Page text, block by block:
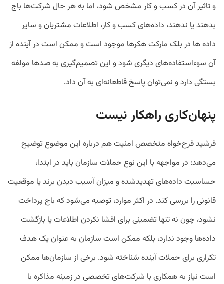
و تاثیر آن در کسب و کار مشخص شود، اما به هر حال شرکت‌ها باج
بدهند یا ندهند، داده‌های کسب و کار، اطلاعات مشتریان و سایر
داده ها در بلک مارکت هکرها موجود است و ممکن است در آینده از
آن سوءاستفاده‌های دیگری شود و این تصمیم‌گیری به صدها مولفه
بستگی دارد و نمی‌توان پاسخ قاطعانه‌ای به آن داد.
پنهان‌کاری راهکار نیست
فرشید فرح‌خواه متخصص امنیت هم درباره این موضوع توضیح
می‌دهد: در مواجهه با این نوع حملات سازمان باید در ابتدا،
حساسیت داده‌های تهدیدشده و میزان آسیب دیدن برند یا موقعیت
قانونی را بررسی کند. در اکثر موارد، توصیه می‌شود که باج پرداخت
نشود، چون نه تنها تضمینی برای افشا نکردن اطلاعات یا بازگشت
داده‌ها وجود ندارد، بلکه ممکن است سازمان به عنوان یک هدف
تکراری برای حملات آینده شناخته شود. برخی از سازمان‌ها ممکن
است نیاز به همکاری با شرکت‌های تخصصی در زمینه مذاکره با